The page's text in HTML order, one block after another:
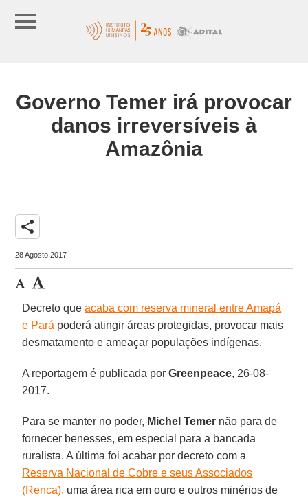
Governo Temer irá provocar
danos irreversíveis à
Amazônia
share
28 Agosto 2017
Decreto queacaba com reserva mineral entre Amapá
e Pará poderá atingir áreas protegidas, provocar mais
desmatamento e ameaçar populações indígenas.
A reportagem é publicada porGreenpeace, 26-08-
2017.
Para se manter no poder, Michel Temer não para de
fornecer benesses, em especial para a bancada
ruralista. A última foi acabar por decreto com a
Reserva Nacional de Cobre e seus Associados
(Renca), uma área rica em ouro e outros minérios de